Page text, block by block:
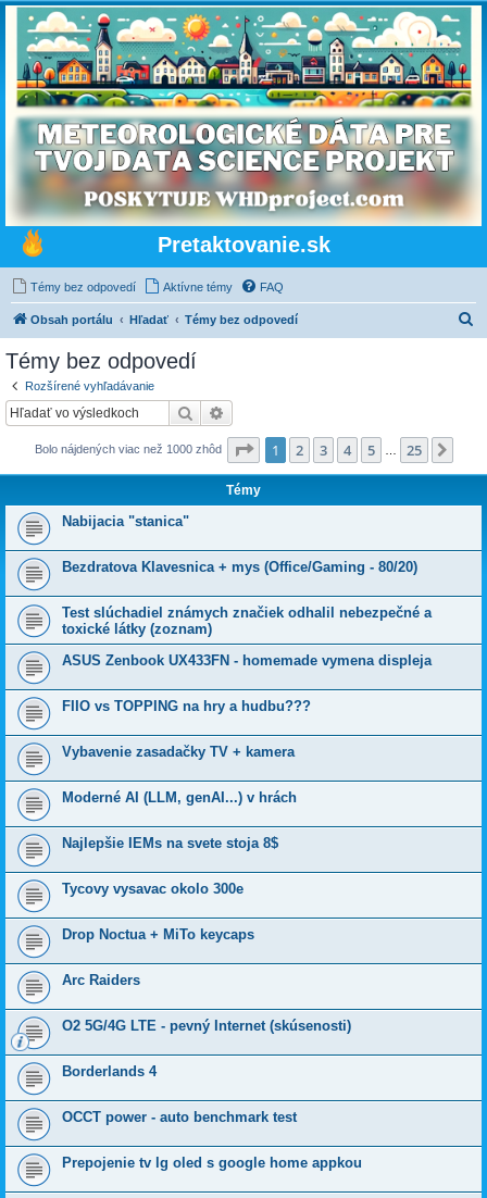
Pretaktovanie.sk
Témy bez odpovedí Aktívne témy FAQ
Obsah portálu Hľadať Témy bez odpovedí
Témy bez odpovedí
Rozšírené vyhľadávanie
Hľadať
Bolo nájdených viac než 1000 zhôd Strana1 z25
1 2 3 4 5 25
Témy
Nabijacia "stanica"
Bezdratova Klavesnica + mys (Office/Gaming - 80/20)
Test slúchadiel známych značiek odhalil nebezpečné a
toxické látky (zoznam)
ASUS Zenbook UX433FN - homemade vymena displeja
FIIO vs TOPPING na hry a hudbu???
Vybavenie zasadačky TV + kamera
Moderné AI (LLM, genAI...) v hrách
Najlepšie IEMs na svete stoja 8$
Tycovy vysavac okolo 300e
Drop Noctua + MiTo keycaps
Arc Raiders
O2 5G/4G LTE - pevný Internet (skúsenosti)
Borderlands 4
OCCT power - auto benchmark test
Prepojenie tv lg oled s google home appkou